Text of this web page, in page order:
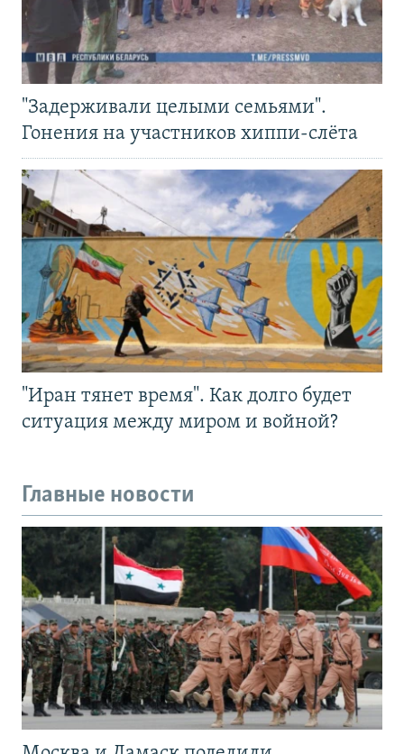
"Задерживали целыми семьями".
Гонения на участников хиппи-слёта
"Иран тянет время". Как долго будет
ситуация между миром и войной?
Главные новости